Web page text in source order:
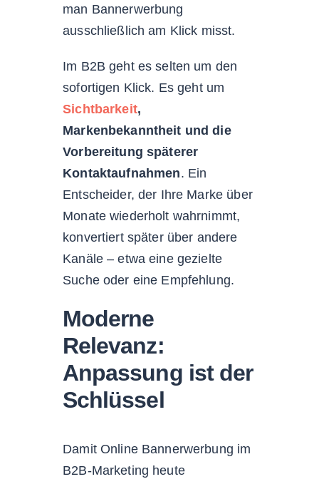
man Bannerwerbung
ausschließlich am Klick misst.
Im B2B geht es selten um den
sofortigen Klick. Es geht um
Sichtbarkeit,
Markenbekanntheit und die
Vorbereitung späterer
Kontaktaufnahmen. Ein
Entscheider, der Ihre Marke über
Monate wiederholt wahrnimmt,
konvertiert später über andere
Kanäle – etwa eine gezielte
Suche oder eine Empfehlung.
Moderne
Relevanz:
Anpassung ist der
Schlüssel
Damit Online Bannerwerbung im
B2B-Marketing heute